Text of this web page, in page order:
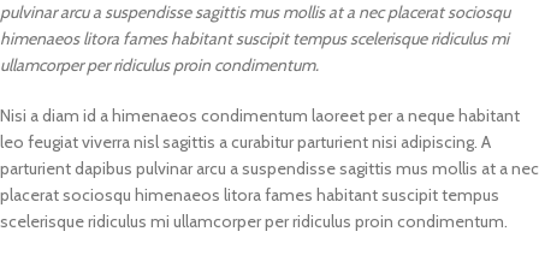
pulvinar arcu a suspendisse sagittis mus mollis at a nec placerat sociosqu
himenaeos litora fames habitant suscipit tempus scelerisque ridiculus mi
ullamcorper per ridiculus proin condimentum.
Nisi a diam id a himenaeos condimentum laoreet per a neque habitant
leo feugiat viverra nisl sagittis a curabitur parturient nisi adipiscing. A
parturient dapibus pulvinar arcu a suspendisse sagittis mus mollis at a nec
placerat sociosqu himenaeos litora fames habitant suscipit tempus
scelerisque ridiculus mi ullamcorper per ridiculus proin condimentum.